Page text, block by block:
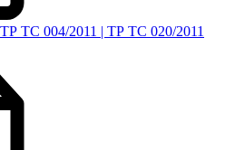
ТС 004/2011 | ТР ТС 020/2011